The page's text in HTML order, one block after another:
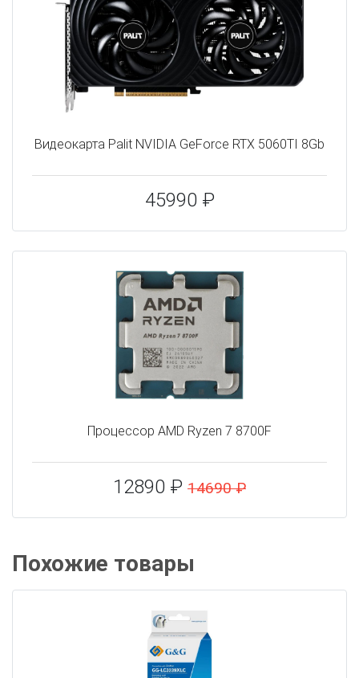
Видеокарта Palit NVIDIA GeForce RTX 5060TI 8Gb
45990 ₽
Процессор AMD Ryzen 7 8700F
12890 ₽ 14690 ₽
Похожие товары